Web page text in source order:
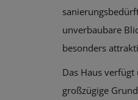
unverbaubare
besonders
Das Haus
großzügige